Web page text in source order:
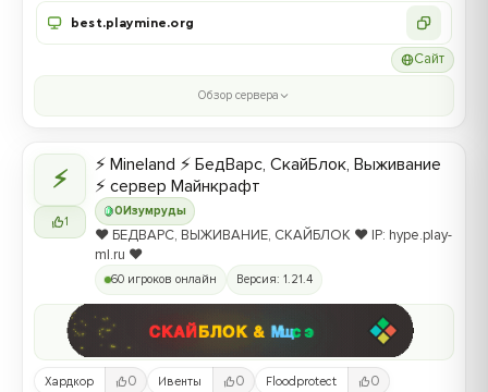
best.playmine.org
Сайт
Обзор сервера
⚡
1
0 Изумруды
⚡ Mineland ⚡ БедВарс, СкайБлок, Выживание
⚡ сервер Майнкрафт
❤️ БЕДВАРС, ВЫЖИВАНИЕ, СКАЙБЛОК ❤️ IP: hype.play-
ml.ru ❤️
60 игроков онлайн Версия: 1.21.4
Хардкор 0 Ивенты 0 Floodprotect 0